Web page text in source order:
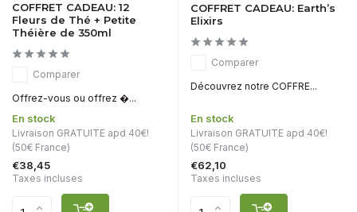
COFFRET CADEAU: 12
Fleurs de Thé + Petite
Théière de 350ml
Comparer
Offrez-vous ou offrez �...
En stock
Livraison GRATUITE apd 40€!
(50€ France)
€38,45
Taxes incluses
COFFRET CADEAU: Earth’s
Elixirs
Comparer
Découvrez notre COFFRE...
En stock
Livraison GRATUITE apd 40€!
(50€ France)
€62,10
Taxes incluses